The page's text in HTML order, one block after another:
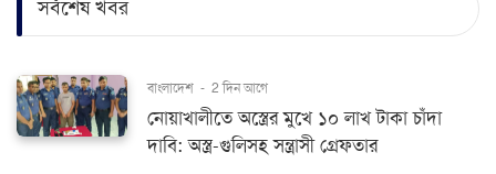
সর্বশেষ খবর
বাংলাদেশ - 2 দিন আগে
নোয়াখালীতে অস্ত্রের মুখে ১০ লাখ টাকা চাঁদা
দাবি: অস্ত্র-গুলিসহ সন্ত্রাসী গ্রেফতার